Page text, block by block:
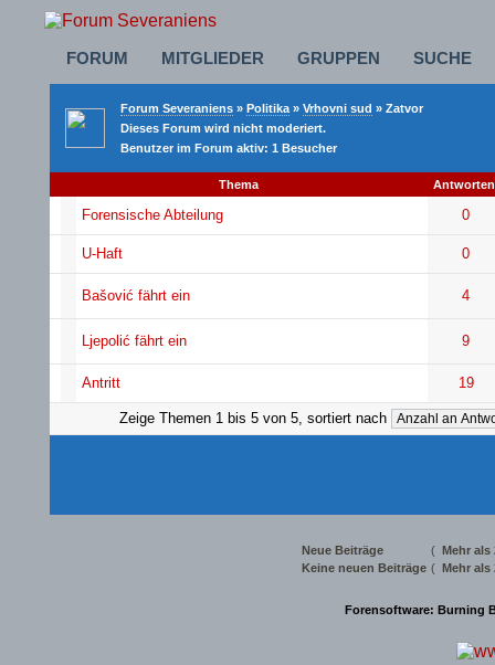
FORUM MITGLIEDER GRUPPEN SUCHE
Forum Severaniens » Politika » Vrhovni sud » Zatvor
Dieses Forum wird nicht moderiert.
Benutzer im Forum aktiv: 1 Besucher
Thema Antworten
Forensische Abteilung 0
U-Haft 0
Bašović fährt ein 4
Ljepolić fährt ein 9
Antritt 19
Zeige Themen 1 bis 5 von 5, sortiert nach
Neue Beiträge ( Mehr als
Keine neuen Beiträge ( Mehr als
Forensoftware: Burning